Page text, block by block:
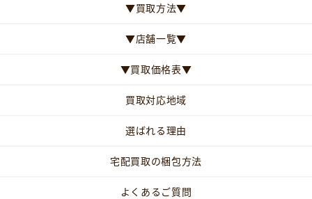
▼買取方法▼
▼店舗一覧▼
▼買取価格表▼
買取対応地域
選ばれる理由
宅配買取の梱包方法
よくあるご質問